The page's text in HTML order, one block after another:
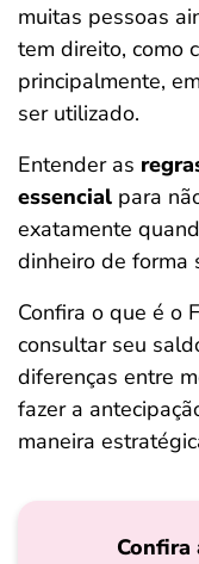
muitas pessoas
tem direito, como
principalmente,
ser utilizado.
Entender as
essencial para
exatamente
dinheiro de forma
Confira o que é o
consultar seu
diferenças entre
fazer a
maneira
Confira